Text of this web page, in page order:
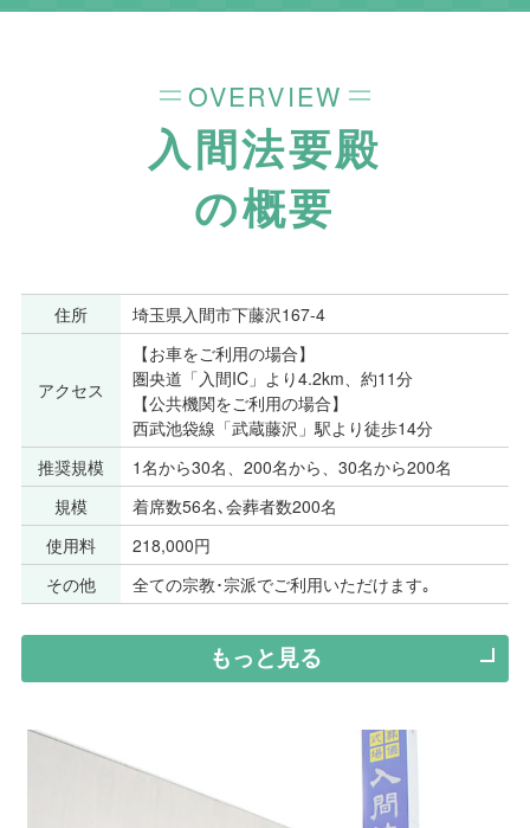
OVERVIEW
入間法要殿
の概要
住所 埼玉県入間市下藤沢167-4
アクセス
【お車をご利用の場合】
圏央道「入間IC」より4.2km、約11分
【公共機関をご利用の場合】
西武池袋線「武蔵藤沢」駅より徒歩14分
推奨規模
1名から30名、200名から、30名から200名
規模
着席数56名､会葬者数200名
使用料
218,000円
その他
全ての宗教･宗派でご利用いただけます｡
もっと見る